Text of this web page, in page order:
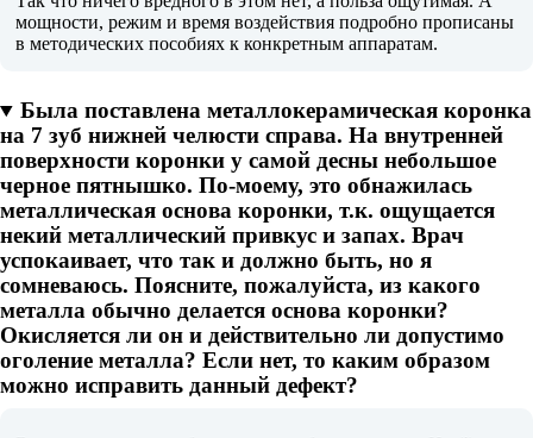
мощности, режим и время воздействия подробно прописаны
в методических пособиях к конкретным аппаратам.
Была поставлена металлокерамическая коронка
на 7 зуб нижней челюсти справа. На внутренней
поверхности коронки у самой десны небольшое
черное пятнышко. По-моему, это обнажилась
металлическая основа коронки, т.к. ощущается
некий металлический привкус и запах. Врач
успокаивает, что так и должно быть, но я
сомневаюсь. Поясните, пожалуйста, из какого
металла обычно делается основа коронки?
Окисляется ли он и действительно ли допустимо
оголение металла? Если нет, то каким образом
можно исправить данный дефект?